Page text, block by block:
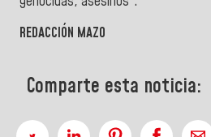
REDACCIÓN MAZO
Comparte esta noticia: